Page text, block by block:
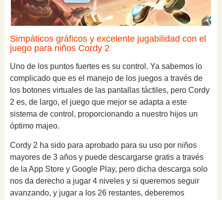
Simpáticos gráficos y excelente jugabilidad con el
juego para niños Cordy 2
Uno de los puntos fuertes es su control. Ya sabemos lo
complicado que es el manejo de los juegos a través de
los botones virtuales de las pantallas táctiles, pero Cordy
2 es, de largo, el juego que mejor se adapta a este
sistema de control, proporcionando a nuestro hijos un
óptimo majeo.
Cordy 2 ha sido para aprobado para su uso por niños
mayores de 3 años y puede descargarse gratis a través
de la App Store y Google Play, pero dicha descarga solo
nos da derecho a jugar 4 niveles y si queremos seguir
avanzando, y jugar a los 26 restantes, deberemos